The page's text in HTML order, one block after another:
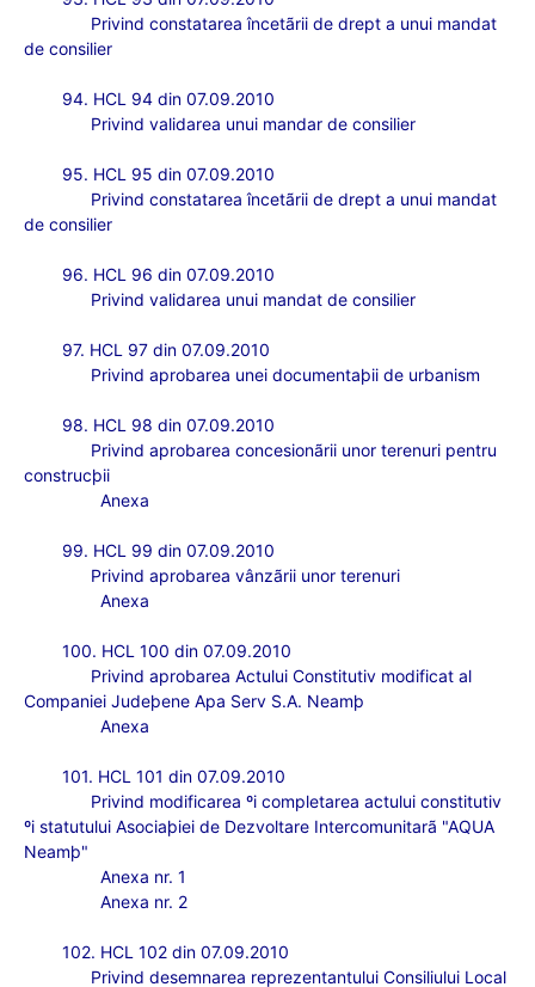
Privind constatareaîncetãrii de drept a unui mandat
de consilier
94. HCL 94 din 07.09.2010
Privind validarea unui mandar de consilier
95. HCL 95 din 07.09.2010
Privind constatarea încetãrii de drept a unui mandat
de consilier
96. HCL 96 din 07.09.2010
Privind validarea unui mandat de consilier
97. HCL 97 din 07.09.2010
Privind aprobarea unei documentaþii de urbanism
98. HCL 98 din 07.09.2010
Privind aprobarea concesionãrii unor terenuri pentru
construcþii
Anexa
99. HCL 99 din 07.09.2010
Privind aprobarea vânzãrii unor terenuri
Anexa
100. HCL 100 din 07.09.2010
Privind aprobarea Actului Constitutiv modificat al
Companiei Judeþene Apa Serv S.A. Neamþ
Anexa
101. HCL 101 din 07.09.2010
Privind modificarea ºi completarea actului constitutiv
ºi statutului Asociaþiei de Dezvoltare Intercomunitarã "AQUA
Neamþ"
Anexa nr. 1
Anexa nr. 2
102. HCL 102 din 07.09.2010
Privind desemnarea reprezentantului Consiliului Local